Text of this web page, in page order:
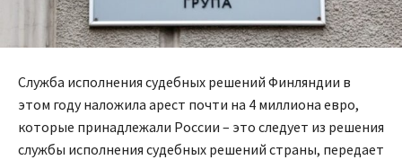
Служба исполнения судебных решений Финляндии в
этом году наложила арест почти на 4 миллиона евро,
которые принадлежали России – это следует из решения
службы исполнения судебных решений страны, передает